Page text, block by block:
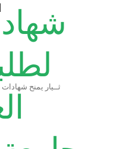
ثــيار يمنح